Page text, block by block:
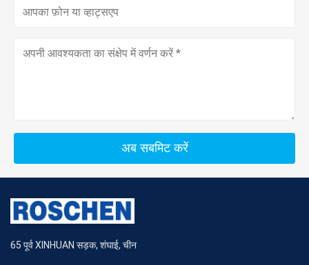
अब सबमिट करें
65 पूर्व XINHUAN सड़क, शंघाई, चीन